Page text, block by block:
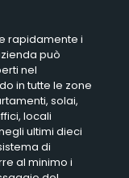
rapidamente i
può
nel
in tutte le zone
solai,
locali
ultimi dieci
di
al minimo i